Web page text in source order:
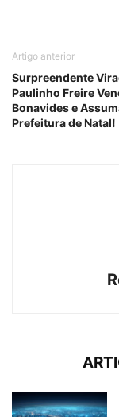
Artigo anterior
Surpreendente
Paulinho Freire
Bonavides e
Prefeitura de Natal!